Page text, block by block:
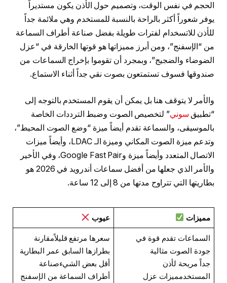
الحجم في نفس الوقت، وتصميم حول الأذن يكون مستديراً
يوفر شعوراً أكثر بالراحة بالنسبة للمستخدم وهي ملائمة جداً
للأذن للاتسخدام لفترات طويلة بفضل صناعة أطراف السماعة
من “الإسفنج”، ومن أبرز مميزاتها هو قوتها الخارقة في “عزل
الضوضاء والضجيج”، وبمجرد أن تقوموا بإخراج السماعات من
صندوقها فسوف تستمتعون بصوت نقي جداً أثناء الاستماع.
والأمر لا يتوقف هنا بل يمكن أن يقوم المستخدم بالتوجه إلى
“تطبيق سوني” لتخصيص الصوت وضبط الترددات الخاصة
بالموسيقى، والسماعة تقدم أيضاً ميزة “وضع الصوت المحيط”،
وتدعم ميزة الصوت المكاني وميزة الـ LDAC، وأيضاً ميزات
الاتصال المتعدد وأيضاً ميزة وGoogle Fast Pair، وفي الأخير
والأمر الذي جعلها من أفضل سماعات أندرويد في 2026 هو
بطاريتها التي تتراوح مدتها من 8 إلى 12 ساعة.
مميزات عيوب
السماعات تقدم قوة في
جودة الصوت مثالية
جداً مريحة لأذن
المستخدمميزات عزل
سعرها مرتفع قليلاًمقارنة
بطرازها السابق عمر البطارية
أقل بعض الشيءصناعة
أطراف السماعة من الإسفنج